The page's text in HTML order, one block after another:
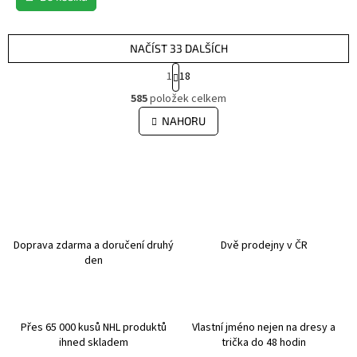
z
hvězdiček.
O
v
l
á
NAČÍST 33 DALŠÍCH
S
t
r
á
n
k
1 18
585položek celkem
NAHORU
Doprava zdarma a doručení druhý
den
Dvě prodejny v ČR
Přes 65 000 kusů NHL produktů
ihned skladem
Vlastní jméno nejen na dresy a
trička do 48 hodin